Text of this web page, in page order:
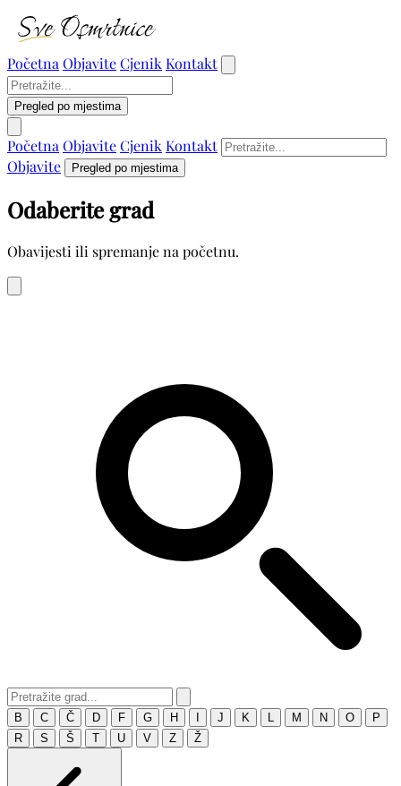
Početna ObjaviteCjenik Kontakt
Pregled po mjestima
Početna ObjaviteCjenik Kontakt
Objavite
Pregled po mjestima
Odaberite grad
Obavijesti ili spremanje na početnu.
B C Č D F G H J K M N O
P
R
S Š T U V Z Ž